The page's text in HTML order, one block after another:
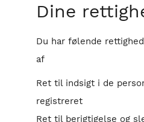
Dine
Du har følende
af
Ret til indsigt i de
registreret
Ret til berigtigelse og